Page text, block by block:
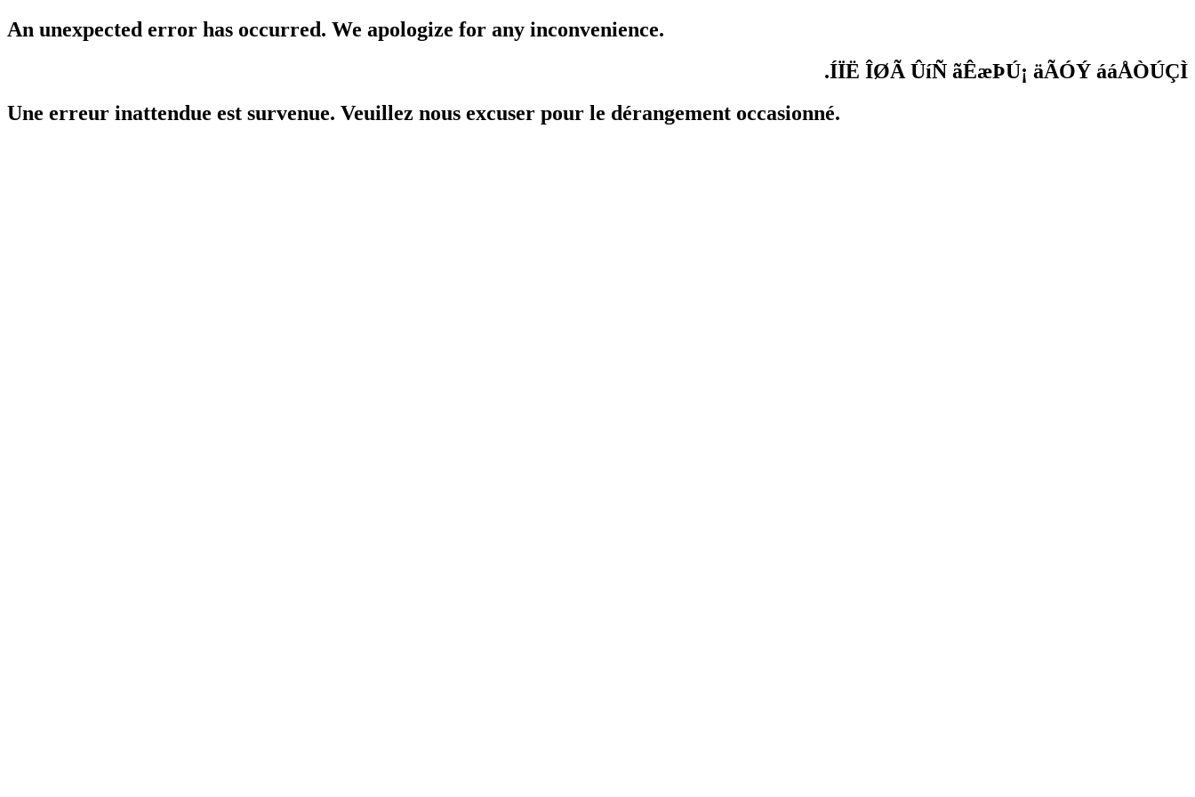
An unexpected error has occurred. We apologize for any inconvenience.
ÍÏË ÎØÃ ÛíÑ ãÊæÞÚ¡ äÃÓÝ ááÅÒÚÇÌ.
Une erreur inattendue est survenue. Veuillez nous excuser pour le dérangement occasionné.